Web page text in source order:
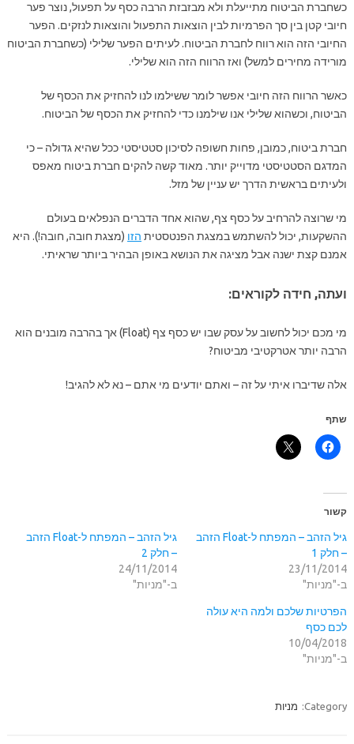
כשחברת הביטוח מתייעלת ולא מבזבזת הרבה כסף על תפעול, נוצר פער
חיובי קטן בין סך הפרמיות לבין הוצאות התפעול והוצאות לנזקים. הפער
החיובי הזה הוא רווח לחברת הביטוח. לעיתים הפער שלילי (כשחברת הביטוח
מורידה מחירים למשל) ואז הרווח הזה הוא שלילי.
כאשר הרווח הזה חיובי אפשר לומר ששילמו לנו להחזיק את הכסף של
הביטוח, וכשהוא שלילי אנו שילמנו כדי להחזיק את הכסף של הביטוח.
חברת ביטוח, כמובן, פחות חשופה לסיכון סטטיסטי ככל שהיא גדולה – כי
המדגם הסטטיסטי מדוייק יותר. מאוד קשה להקים חברת ביטוח מאפס
ולעיתים בראשית הדרך יש עניין של מזל.
מי שרוצה להרחיב על כסף צף, שהוא אחד הדברים הנפלאים בעולם
ההשקעות, יכול להשתמש במצגת הפנטסטיתהזו(מצגת חובה, חובה!). היא
אמנם קצת ישנה אבל מציגה את הנושא באופן הבהיר ביותר שראיתי.
ועתה, חידה לקוראים:
מי מכם יכול לחשוב על עסק שבו יש כסף צף (Float) אך בהרבה מובנים הוא
הרבה יותר אטרקטיבי מביטוח?
אלה שדיברו איתי על זה – ואתם יודעים מי אתם – נא לא להגיב!
שתף
קשור
גיל הזהב – המפתח ל-Float הזהב
– חלק 1
23/11/2014
ב-"מניות"
גיל הזהב – המפתח ל-Float הזהב
– חלק 2
24/11/2014
ב-"מניות"
הפרטיות שלכם ולמה היא עולה
לכם כסף
10/04/2018
ב-"מניות"
Category: מניות